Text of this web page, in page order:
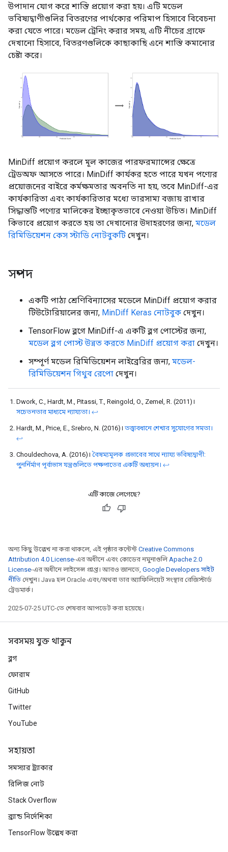
উপাদান যোগ করে শাস্তি প্রয়োগ করা হয়। এটি মডেল
ভবিষ্যদ্বাণীগুলির বিতরণের পার্থক্যের পরিমাপ হিসাবে বিবেচনা
করা যেতে পারে। মডেল ট্রেনিং করার সময়, এটি নীচের গ্রাফে
দেখানো হিসাবে, বিতরণগুলিকে কাছাকাছি এনে শাস্তি কমানোর
চেষ্টা করে।
MinDiff প্রয়োগ করলে মূল কাজের পারফরম্যান্সের ক্ষেত্রে
ট্রেডঅফ আসতে পারে। MinDiff কার্যকর হতে পারে যখন পণ্যের
প্রয়োজনের বাইরে কর্মক্ষমতার অবনতি না হয়, তবে MinDiff-এর
কার্যকারিতা এবং কার্যকারিতার মধ্যে ভারসাম্য বজায় রাখার
সিদ্ধান্তটি পণ্যের মালিকের ইচ্ছাকৃতভাবে নেওয়া উচিত। MinDiff
কিভাবে প্রয়োগ করতে হয় তা দেখানোর উদাহরণের জন্য, মডেল
রিমিডিয়েশন কেস স্টাডি নোটবুকটি দেখুন।
সম্পদ
একটি পাঠ্য শ্রেণিবিন্যাসের মডেলে MinDiff প্রয়োগ করার
টিউটোরিয়ালের জন্য, MinDiff Keras নোটবুক দেখুন।
TensorFlow ব্লগে MinDiff-এ একটি ব্লগ পোস্টের জন্য,
মডেল ব্লগ পোস্ট উন্নত করতে MinDiff প্রয়োগ করা দেখুন।
সম্পূর্ণ মডেল রিমিডিয়েশন লাইব্রেরির জন্য, মডেল-
রিমিডিয়েশন গিথুব রেপো দেখুন।
Dwork, C., Hardt, M., Pitassi, T., Reingold, O., Zemel, R. (2011)।
সচেতনতার মাধ্যমে ন্যায্যতা। ↩
Hardt, M., Price, E., Srebro, N. (2016)। তত্ত্বাবধানে শেখার সুযোগের সমতা।
↩
Chouldechova, A. (2016)। বৈষম্যমূলক প্রভাবের সাথে ন্যায্য ভবিষ্যদ্বাণী:
পুনর্নির্মাণ পূর্বাভাস যন্ত্রগুলিতে পক্ষপাতের একটি অধ্যয়ন। ↩
এটি কাজে লেগেছে?
অন্য কিছু উল্লেখ না করা থাকলে, এই পৃষ্ঠার কন্টেন্ট Creative Commons
Attribution 4.0 License-এর অধীনে এবং কোডের নমুনাগুলি Apache 2.0
License-এর অধীনে লাইসেন্স প্রাপ্ত। আরও জানতে, Google Developers সাইট
নীতি দেখুন। Java হল Oracle এবং/অথবা তার অ্যাফিলিয়েট সংস্থার রেজিস্টার্ড
ট্রেডমার্ক।
2025-07-25 UTC-তে শেষবার আপডেট করা হয়েছে।
সবসময় যুক্ত থাকুন
ব্লগ
ফোরাম
GitHub
Twitter
YouTube
সহায়তা
সমস্যার ট্র্যাকার
রিলিজ নোট
Stack Overflow
ব্র্যান্ড নির্দেশিকা
TensorFlow উল্লেখ করা